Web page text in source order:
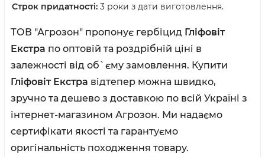
Строк придатності: 3 роки з дати виготовлення.
ТОВ "Агрозон" пропонує гербіцид Гліфовіт
Екстра по оптовій та роздрібній ціні в
залежності від об`єму замовлення. Купити
Гліфовіт Екстра відтепер можна швидко,
зручно та дешево з доставкою по всій Україні з
інтернет-магазином Агрозон. Ми надаємо
сертифікати якості та гарантуємо
оригінальність походження товару.